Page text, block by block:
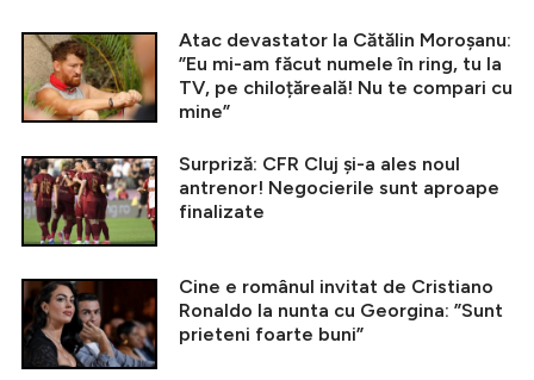
Atac devastator la Cătălin Moroșanu:
”Eu mi-am făcut numele în ring, tu la
TV, pe chiloțăreală! Nu te compari cu
mine”
Surpriză: CFR Cluj și-a ales noul
antrenor! Negocierile sunt aproape
finalizate
Cine e românul invitat de Cristiano
Ronaldo la nunta cu Georgina: ”Sunt
prieteni foarte buni”